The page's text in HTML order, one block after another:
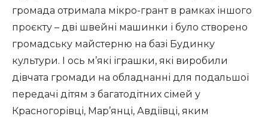
громада отримала мікро-грант в рамках іншого
проєкту – дві швейні машинки і було створено
громадську майстерню на базі Будинку
культури. І ось м’які іграшки, які виробили
дівчата громади на обладнанні для подальшої
передачі дітям з багатодітних сімей у
Красногорівці, Мар’янці, Авдіївці, яким